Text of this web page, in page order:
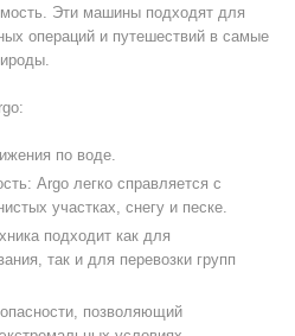
Эти машины подходят для
операций и путешествий в самые
по воде.
Argo легко справляется с
участках, снегу и песке.
подходит как для
так и для перевозки групп
позволяющий